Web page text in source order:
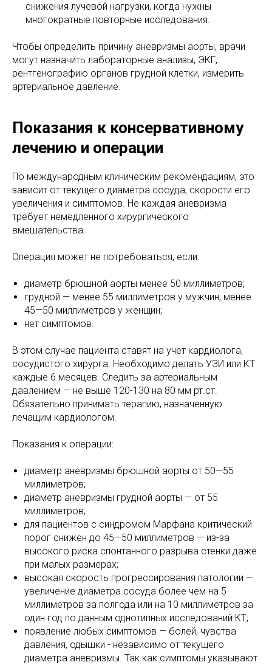
снижения лучевой нагрузки, когда нужны
многократные повторные исследования.
Чтобы определить причину аневризмы аорты, врачи
могут назначить лабораторные анализы, ЭКГ,
рентгенографию органов грудной клетки, измерить
артериальное давление.
Показания к консервативному
лечению и операции
По международным клиническим рекомендациям, это
зависит от текущего диаметра сосуда, скорости его
увеличения и симптомов. Не каждая аневризма
требует немедленного хирургического
вмешательства.
Операция может не потребоваться, если:
диаметр брюшной аорты менее 50 миллиметров;
грудной — менее 55 миллиметров у мужчин, менее
45—50 миллиметров у женщин;
нет симптомов.
В этом случае пациента ставят на учет кардиолога,
сосудистого хирурга. Необходимо делать УЗИ или КТ
каждые 6 месяцев. Следить за артериальным
давлением — не выше 120-130 на 80 мм рт.ст.
Обязательно принимать терапию, назначенную
лечащим кардиологом.
Показания к операции:
диаметр аневризмы брюшной аорты от 50—55
миллиметров;
диаметр аневризмы грудной аорты — от 55
миллиметров;
для пациентов с синдромом Марфана критический
порог снижен до 45—50 миллиметров — из-за
высокого риска спонтанного разрыва стенки даже
при малых размерах;
высокая скорость прогрессирования патологии —
увеличение диаметра сосуда более чем на 5
миллиметров за полгода или на 10 миллиметров за
один год по данным однотипных исследований КТ;
появление любых симптомов — болей, чувства
давления, одышки - независимо от текущего
диаметра аневризмы. Так как симптомы указывают